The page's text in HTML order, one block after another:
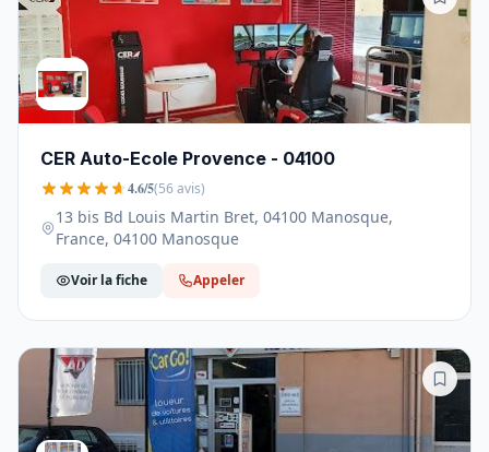
CER Auto-Ecole Provence - 04100
4.6/5(56 avis)
13 bis Bd Louis Martin Bret, 04100 Manosque,
France, 04100 Manosque
Voir la fiche Appeler